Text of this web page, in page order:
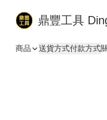
鼎豐工具
商品 送貨方式付款方式